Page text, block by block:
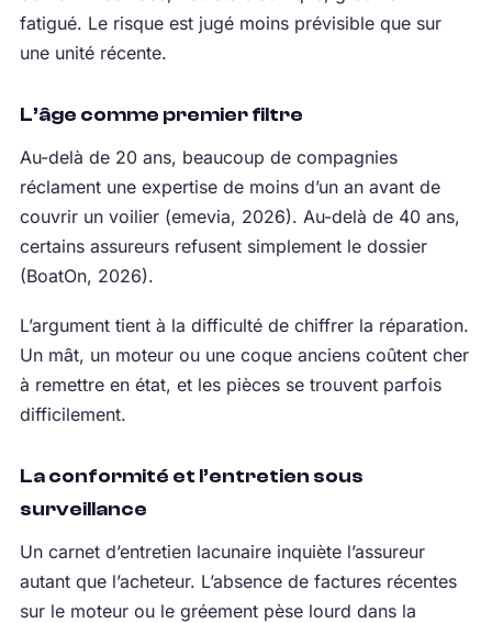
fatigué. Le risque est jugé moins prévisible que sur
une unité récente.
L’âge comme premier filtre
Au-delà de 20 ans, beaucoup de compagnies
réclament une expertise de moins d’un an avant de
couvrir un voilier (emevia, 2026). Au-delà de 40 ans,
certains assureurs refusent simplement le dossier
(BoatOn, 2026).
L’argument tient à la difficulté de chiffrer la réparation.
Un mât, un moteur ou une coque anciens coûtent cher
à remettre en état, et les pièces se trouvent parfois
difficilement.
La conformité et l’entretien sous
surveillance
Un carnet d’entretien lacunaire inquiète l’assureur
autant que l’acheteur. L’absence de factures récentes
sur le moteur ou le gréement pèse lourd dans la